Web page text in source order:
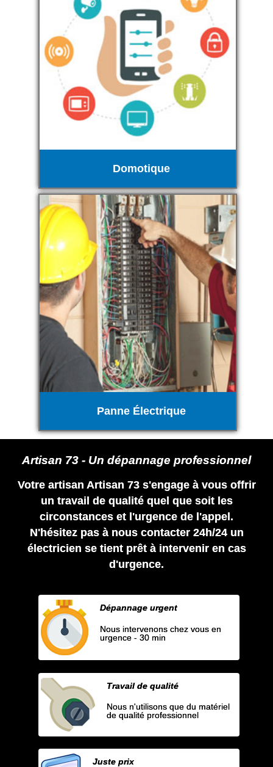
Domotique
Panne Électrique
Artisan 73 - Un dépannage professionnel
Votre artisan Artisan 73 s'engage à vous offrir
un travail de qualité quel que soit les
circonstances et l'urgence de l'appel.
N'hésitez pas à nous contacter 24h/24 un
électricien se tient prêt à intervenir en cas
d'urgence.
Dépannage urgent
Nous intervenons chez vous en
urgence - 30 min
Travail de qualité
Nous n'utilisons que du matériel
de qualité professionnel
Juste prix